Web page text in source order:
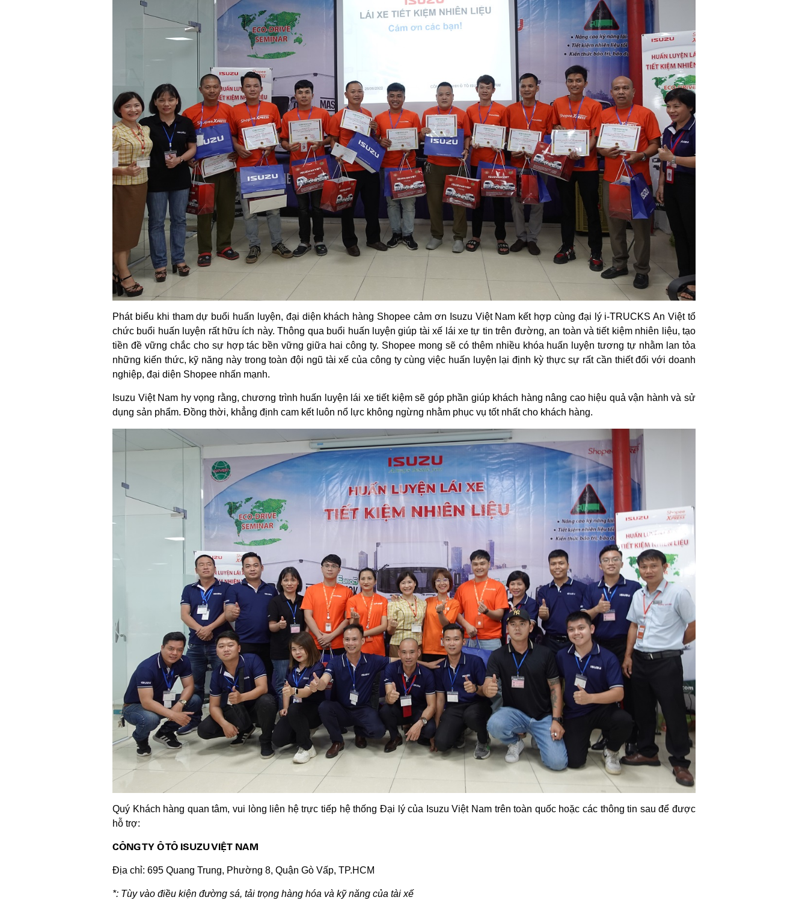
Phát biểu khi tham dự buổi huấn luyện, đại diện khách hàng Shopee cảm ơn Isuzu Việt Nam kết hợp cùng đại lý i-TRUCKS An Việt tổ
chức buổi huấn luyện rất hữu ích này. Thông qua buổi huấn luyện giúp tài xế lái xe tự tin trên đường, an toàn và tiết kiệm nhiên liệu, tạo
tiền đề vững chắc cho sự hợp tác bền vững giữa hai công ty. Shopee mong sẽ có thêm nhiều khóa huấn luyện tương tự nhằm lan tỏa
những kiến thức, kỹ năng này trong toàn đội ngũ tài xế của công ty cùng việc huấn luyện lại định kỳ thực sự rất cần thiết đối với doanh
nghiệp, đại diện Shopee nhấn mạnh.
Isuzu Việt Nam hy vọng rằng, chương trình huấn luyện lái xe tiết kiệm sẽ góp phần giúp khách hàng nâng cao hiệu quả vận hành và sử
dụng sản phẩm. Đồng thời, khẳng định cam kết luôn nổ lực không ngừng nhằm phục vụ tốt nhất cho khách hàng.
Quý Khách hàng quan tâm, vui lòng liên hệ trực tiếp hệ thống Đại lý của Isuzu Việt Nam trên toàn quốc hoặc các thông tin sau để được
hỗ trợ:
CÔNG TY Ô TÔ ISUZU VIỆT NAM
Địa chỉ: 695 Quang Trung, Phường 8, Quận Gò Vấp, TP.HCM
*: Tùy vào điều kiện đường sá, tải trọng hàng hóa và kỹ năng của tài xế